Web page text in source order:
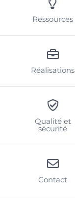
Ressources
Réalisations
Qualité et
sécurité
Contact